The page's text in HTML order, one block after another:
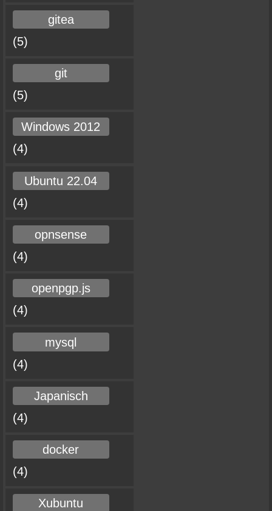
gitea
(5)
git
(5)
Windows 2012
(4)
Ubuntu 22.04
(4)
opnsense
(4)
openpgp.js
(4)
mysql
(4)
Japanisch
(4)
docker
(4)
Xubuntu